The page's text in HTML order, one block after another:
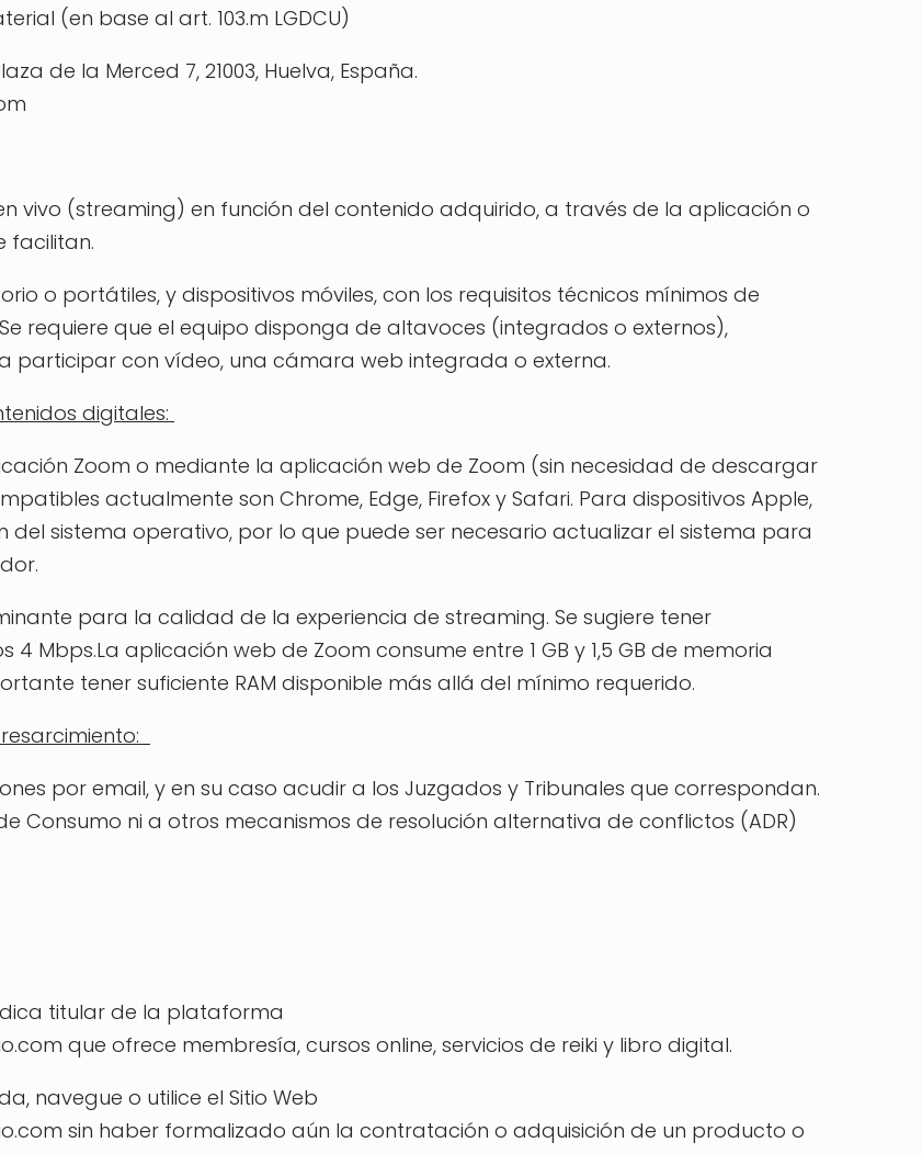
(en base al art. 103.m LGDCU)
de la Merced 7, 21003, Huelva, España.
vivo (streaming) en función del contenido adquirido, a través de la aplicación o
facilitan.
o portátiles, y dispositivos móviles, con los requisitos técnicos mínimos de
requiere que el equipo disponga de altavoces (integrados o externos),
participar con vídeo, una cámara web integrada o externa.
digitales:
Zoom o mediante la aplicación web de Zoom (sin necesidad de descargar
actualmente son Chrome, Edge, Firefox y Safari. Para dispositivos Apple,
del sistema operativo, por lo que puede ser necesario actualizar el sistema para
para la calidad de la experiencia de streaming. Se sugiere tener
Mbps.La aplicación web de Zoom consume entre 1 GB y 1,5 GB de memoria
tener suficiente RAM disponible más allá del mínimo requerido.
por email, y en su caso acudir a los Juzgados y Tribunales que correspondan.
Consumo ni a otros mecanismos de resolución alternativa de conflictos (ADR)
titular de la plataforma
que ofrece membresía, cursos online, servicios de reiki y libro digital.
navegue o utilice el Sitio Web
sin haber formalizado aún la contratación o adquisición de un producto o